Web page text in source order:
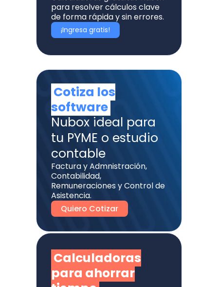
para resolver cálculos clave
de forma rápida y sin errores.
¡Ingresa gratis!
Calculadoras
para ahorrar
Cotiza los
software
Nubox ideal para
tu PYME o estudio
contable
Factura y Admnistración,
Contabilidad,
Remuneraciones y Control de
Asistencia.
Quiero Cotizar